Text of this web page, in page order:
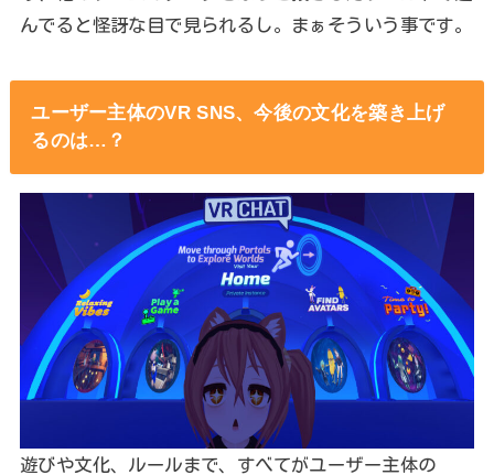
んでると怪訝な目で見られるし。まぁそういう事です。
ユーザー主体のVR SNS、今後の文化を築き上げ
るのは…？
遊びや文化、ルールまで、すべてがユーザー主体の